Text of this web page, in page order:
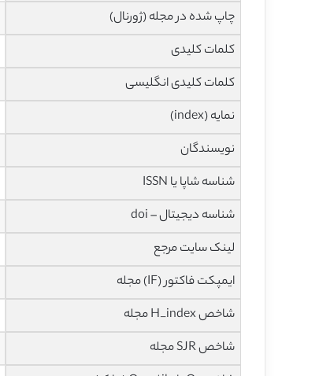
چاپ شده در مجله (ژورنال)
کلمات کلیدی
کلمات کلیدی انگلیسی
نمایه (index)
نویسندگان
شناسه شاپا یا ISSN
شناسه دیجیتال – doi
لینک سایت مرجع
ایمپکت فاکتور (IF) مجله
شاخص H_index مجله
شاخص SJR مجله